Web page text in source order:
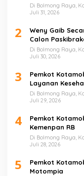
Di Bolmong Raya,
Juli 31, 2026
2
Weny Gaib
Calon
Di Bolmong Raya,
Juli 30, 2026
3
Pemkot
Layanan
Di Bolmong Raya,
Juli 29, 2026
4
Pemkot
Kemenpan RB
Di Bolmong Raya,
Juli 28, 2026
5
Pemkot
Motompia